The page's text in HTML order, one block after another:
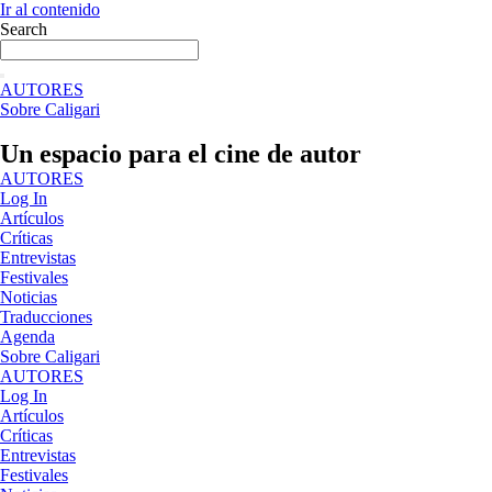
Ir al contenido
Search
AUTORES
Sobre Caligari
Un espacio para el cine de autor
AUTORES
Log In
Artículos
Críticas
Entrevistas
Festivales
Noticias
Traducciones
Agenda
Sobre Caligari
AUTORES
Log In
Artículos
Críticas
Entrevistas
Festivales